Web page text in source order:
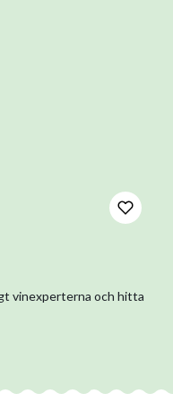
vinexperterna och hitta